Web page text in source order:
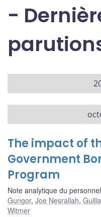
-
The impact of
Government
Program
Note analytique du
Gungor, Joe Nesrallah,
Witmer